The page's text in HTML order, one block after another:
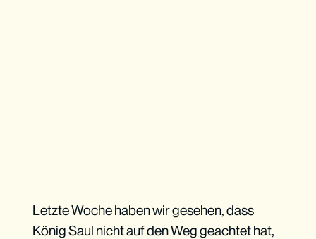
Letzte Woche haben wir gesehen, dass
König Saul nicht auf den Weg geachtet hat,